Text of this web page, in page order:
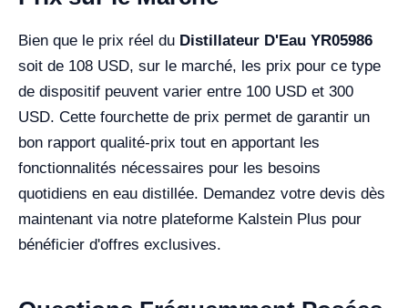
Bien que le prix réel du Distillateur D'Eau YR05986
soit de 108 USD, sur le marché, les prix pour ce type
de dispositif peuvent varier entre 100 USD et 300
USD. Cette fourchette de prix permet de garantir un
bon rapport qualité-prix tout en apportant les
fonctionnalités nécessaires pour les besoins
quotidiens en eau distillée. Demandez votre devis dès
maintenant via notre plateforme Kalstein Plus pour
bénéficier d'offres exclusives.